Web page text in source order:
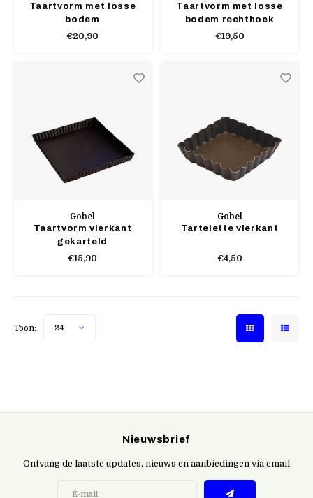
Taartvorm met losse
bodem
€20,90
Taartvorm met losse
bodem rechthoek
€19,50
Gobel
Taartvorm vierkant
gekarteld
€15,90
Gobel
Tartelette vierkant
€4,50
Toon: 24
Nieuwsbrief
Ontvang de laatste updates, nieuws en aanbiedingen via email